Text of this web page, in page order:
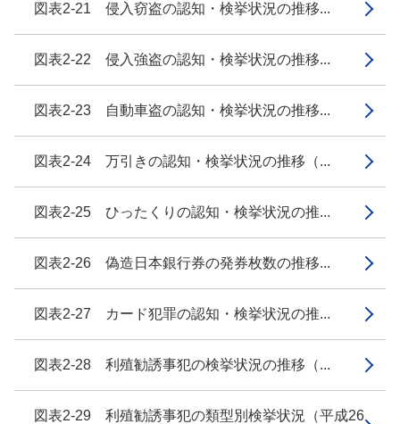
図表2-21 侵入窃盗の認知・検挙状況の推移...
図表2-22 侵入強盗の認知・検挙状況の推移...
図表2-23 自動車盗の認知・検挙状況の推移...
図表2-24 万引きの認知・検挙状況の推移（...
図表2-25 ひったくりの認知・検挙状況の推...
図表2-26 偽造日本銀行券の発券枚数の推移...
図表2-27 カード犯罪の認知・検挙状況の推...
図表2-28 利殖勧誘事犯の検挙状況の推移（...
図表2-29 利殖勧誘事犯の類型別検挙状況（平成26